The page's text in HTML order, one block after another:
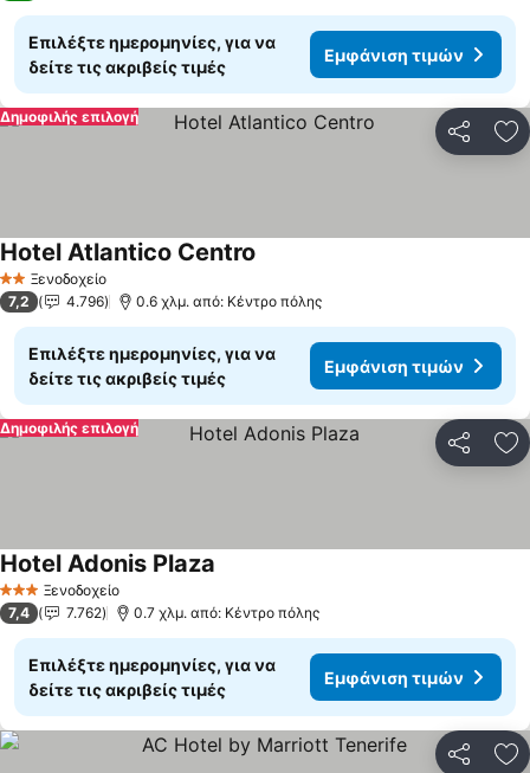
Επιλέξτε ημερομηνίες, για να
δείτε τις ακριβείς τιμές
Εμφάνιση τιμών
Δημοφιλής επιλογή
2 ΑστέριαΞενοδοχείο
Hotel Atlantico Centro
7,2 4.796 0.6 χλμ. από: Κέντρο πόλης
Επιλέξτε ημερομηνίες, για να
δείτε τις ακριβείς τιμές
Εμφάνιση τιμών
Δημοφιλής επιλογή
3 ΑστέριαΞενοδοχείο
Hotel Adonis Plaza
7,4 7.762 0.7 χλμ. από: Κέντρο πόλης
Επιλέξτε ημερομηνίες, για να
δείτε τις ακριβείς τιμές
Εμφάνιση τιμών